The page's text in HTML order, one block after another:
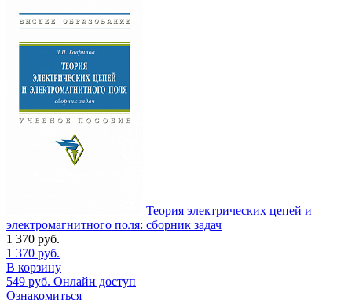
Теория электрических цепей и
электромагнитного поля: сборник задач
1 370 руб.
1 370 руб.
В корзину
549 руб. Онлайн доступ
Ознакомиться